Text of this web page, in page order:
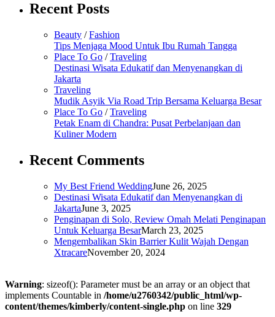
Recent Posts
Beauty /Fashion
Tips Menjaga Mood Untuk Ibu Rumah Tangga
Place To Go /Traveling
Destinasi Wisata Edukatif dan Menyenangkan di
Jakarta
Traveling
Mudik Asyik Via Road Trip Bersama Keluarga Besar
Place To Go /Traveling
Petak Enam di Chandra: Pusat Perbelanjaan dan
Kuliner Modern
Recent Comments
My Best Friend WeddingJune 26, 2025
Destinasi Wisata Edukatif dan Menyenangkan di
JakartaJune 3, 2025
Penginapan di Solo, Review Omah Melati Penginapan
Untuk Keluarga BesarMarch 23, 2025
Mengembalikan Skin Barrier Kulit Wajah Dengan
XtracareNovember 20, 2024
Warning: sizeof(): Parameter must be an array or an object that
implements Countable in /home/u2760342/public_html/wp-
content/themes/kimberly/content-single.php on line 329